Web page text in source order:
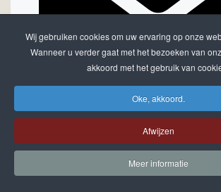
Doorsturen per email
Wij gebruiken cookies om uw ervaring op onze
Wanneer u verder gaat met het bezoeken van
akkoord met het gebruik van
Oke, akkoord.
Afwijzen
Meer informatie